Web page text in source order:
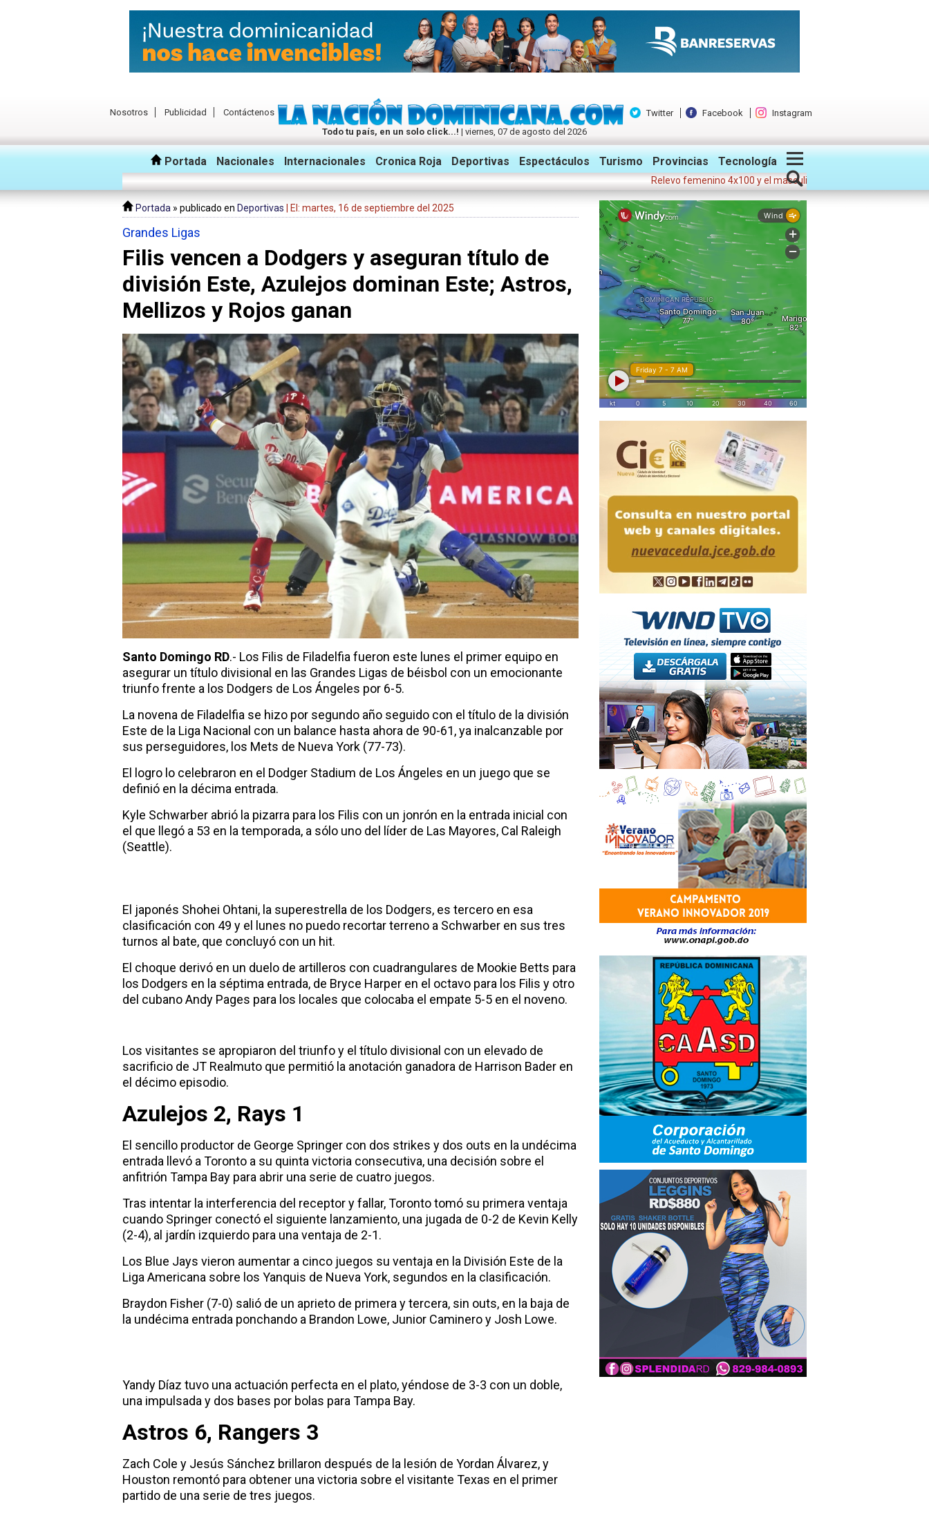
Nosotros Publicidad
Contáctenos
Todo tu país, en un solo click...! | viernes, 07 de agosto del 2026
Twitter Facebook Instagram
Portada Nacionales Internacionales Cronica Roja Deportivas Espectáculos Turismo Provincias Tecnología
Relevo femenino 4x100 y el masculino dan medallas de oro a RD
Portada » publicado en Deportivas | El: martes, 16 de septiembre del 2025
Grandes Ligas
Filis vencen a Dodgers y aseguran título de
división Este, Azulejos dominan Este; Astros,
Mellizos y Rojos ganan
Santo Domingo RD.- Los Filis de Filadelfia fueron este lunes el primer equipo en
asegurar un título divisional en las Grandes Ligas de béisbol con un emocionante
triunfo frente a los Dodgers de Los Ángeles por 6-5.
La novena de Filadelfia se hizo por segundo año seguido con el título de la división
Este de la Liga Nacional con un balance hasta ahora de 90-61, ya inalcanzable por
sus perseguidores, los Mets de Nueva York (77-73).
El logro lo celebraron en el Dodger Stadium de Los Ángeles en un juego que se
definió en la décima entrada.
Kyle Schwarber abrió la pizarra para los Filis con un jonrón en la entrada inicial con
el que llegó a 53 en la temporada, a sólo uno del líder de Las Mayores, Cal Raleigh
(Seattle).
El japonés Shohei Ohtani, la superestrella de los Dodgers, es tercero en esa
clasificación con 49 y el lunes no puedo recortar terreno a Schwarber en sus tres
turnos al bate, que concluyó con un hit.
El choque derivó en un duelo de artilleros con cuadrangulares de Mookie Betts para
los Dodgers en la séptima entrada, de Bryce Harper en el octavo para los Filis y otro
del cubano Andy Pages para los locales que colocaba el empate 5-5 en el noveno.
Los visitantes se apropiaron del triunfo y el título divisional con un elevado de
sacrificio de JT Realmuto que permitió la anotación ganadora de Harrison Bader en
el décimo episodio.
Azulejos 2, Rays 1
El sencillo productor de George Springer con dos strikes y dos outs en la undécima
entrada llevó a Toronto a su quinta victoria consecutiva, una decisión sobre el
anfitrión Tampa Bay para abrir una serie de cuatro juegos.
Tras intentar la interferencia del receptor y fallar, Toronto tomó su primera ventaja
cuando Springer conectó el siguiente lanzamiento, una jugada de 0-2 de Kevin Kelly
(2-4), al jardín izquierdo para una ventaja de 2-1.
Los Blue Jays vieron aumentar a cinco juegos su ventaja en la División Este de la
Liga Americana sobre los Yanquis de Nueva York, segundos en la clasificación.
Braydon Fisher (7-0) salió de un aprieto de primera y tercera, sin outs, en la baja de
la undécima entrada ponchando a Brandon Lowe, Junior Caminero y Josh Lowe.
Yandy Díaz tuvo una actuación perfecta en el plato, yéndose de 3-3 con un doble,
una impulsada y dos bases por bolas para Tampa Bay.
Astros 6, Rangers 3
Zach Cole y Jesús Sánchez brillaron después de la lesión de Yordan Álvarez, y
Houston remontó para obtener una victoria sobre el visitante Texas en el primer
partido de una serie de tres juegos.